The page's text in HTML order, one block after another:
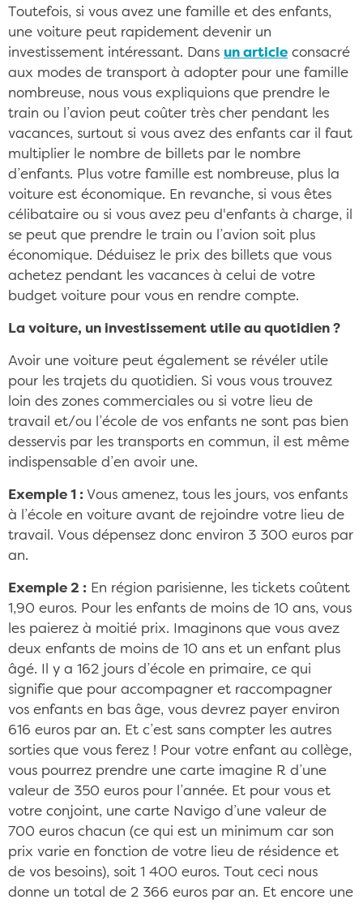
Toutefois, si vous avez une famille et des enfants,
une voiture peut rapidement devenir un
investissement intéressant. Dans un article consacré
aux modes de transport à adopter pour une famille
nombreuse, nous vous expliquions que prendre le
train ou l’avion peut coûter très cher pendant les
vacances, surtout si vous avez des enfants car il faut
multiplier le nombre de billets par le nombre
d’enfants. Plus votre famille est nombreuse, plus la
voiture est économique. En revanche, si vous êtes
célibataire ou si vous avez peu d'enfants à charge, il
se peut que prendre le train ou l’avion soit plus
économique. Déduisez le prix des billets que vous
achetez pendant les vacances à celui de votre
budget voiture pour vous en rendre compte.
La voiture, un investissement utile au quotidien ?
Avoir une voiture peut également se révéler utile
pour les trajets du quotidien. Si vous vous trouvez
loin des zones commerciales ou si votre lieu de
travail et/ou l’école de vos enfants ne sont pas bien
desservis par les transports en commun, il est même
indispensable d’en avoir une.
Exemple 1 : Vous amenez, tous les jours, vos enfants
à l’école en voiture avant de rejoindre votre lieu de
travail. Vous dépensez donc environ 3 300 euros par
an.
Exemple 2 : En région parisienne, les tickets coûtent
1,90 euros. Pour les enfants de moins de 10 ans, vous
les paierez à moitié prix. Imaginons que vous avez
deux enfants de moins de 10 ans et un enfant plus
âgé. Il y a 162 jours d’école en primaire, ce qui
signifie que pour accompagner et raccompagner
vos enfants en bas âge, vous devrez payer environ
616 euros par an. Et c’est sans compter les autres
sorties que vous ferez ! Pour votre enfant au collège,
vous pourrez prendre une carte imagine R d’une
valeur de 350 euros pour l’année. Et pour vous et
votre conjoint, une carte Navigo d’une valeur de
700 euros chacun (ce qui est un minimum car son
prix varie en fonction de votre lieu de résidence et
de vos besoins), soit 1 400 euros. Tout ceci nous
donne un total de 2 366 euros par an. Et encore une